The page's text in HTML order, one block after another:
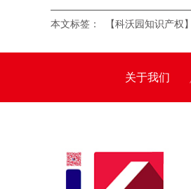
本文标签： 【科沃园知识产权
关于我们